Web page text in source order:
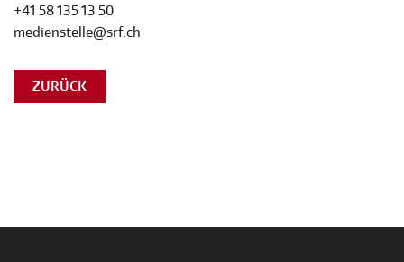
+41 58 135 13 50
medienstelle@srf.ch
ZURÜCK